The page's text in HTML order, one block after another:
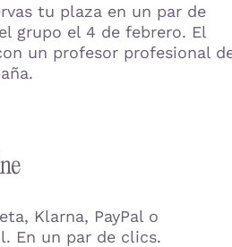
tu plaza en un par de
grupo el 4 de febrero. El
un profesor profesional
Klarna, PayPal o
En un par de clics.